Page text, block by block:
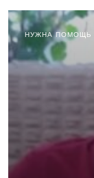
НУЖНА ПОМОЩЬ